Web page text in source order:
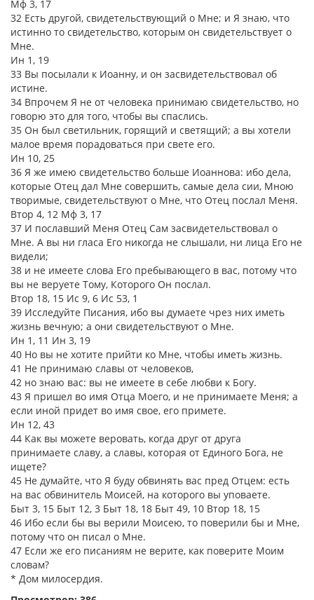
Мф 3, 17
32 Есть другой, свидетельствующий о Мне; и Я знаю, что
истинно то свидетельство, которым он свидетельствует о
Мне.
Ин 1, 19
33 Вы посылали к Иоанну, и он засвидетельствовал об
истине.
34 Впрочем Я не от человека принимаю свидетельство, но
говорю это для того, чтобы вы спаслись.
35 Он был светильник, горящий и светящий; а вы хотели
малое время порадоваться при свете его.
Ин 10, 25
36 Я же имею свидетельство больше Иоаннова: ибо дела,
которые Отец дал Мне совершить, самые дела сии, Мною
творимые, свидетельствуют о Мне, что Отец послал Меня.
Втор 4, 12 Мф 3, 17
37 И пославший Меня Отец Сам засвидетельствовал о
Мне. А вы ни гласа Его никогда не слышали, ни лица Его не
видели;
38 и не имеете слова Его пребывающего в вас, потому что
вы не веруете Тому, Которого Он послал.
Втор 18, 15 Ис 9, 6 Ис 53, 1
39 Исследуйте Писания, ибо вы думаете чрез них иметь
жизнь вечную; а они свидетельствуют о Мне.
Ин 1, 11 Ин 3, 19
40 Но вы не хотите прийти ко Мне, чтобы иметь жизнь.
41 Не принимаю славы от человеков,
42 но знаю вас: вы не имеете в себе любви к Богу.
43 Я пришел во имя Отца Моего, и не принимаете Меня; а
если иной придет во имя свое, его примете.
Ин 12, 43
44 Как вы можете веровать, когда друг от друга
принимаете славу, а славы, которая от Единого Бога, не
ищете?
45 Не думайте, что Я буду обвинять вас пред Отцем: есть
на вас обвинитель Моисей, на которого вы уповаете.
Быт 3, 15 Быт 12, 3 Быт 18, 18 Быт 49, 10 Втор 18, 15
46 Ибо если бы вы верили Моисею, то поверили бы и Мне,
потому что он писал о Мне.
47 Если же его писаниям не верите, как поверите Моим
словам?
* Дом милосердия.